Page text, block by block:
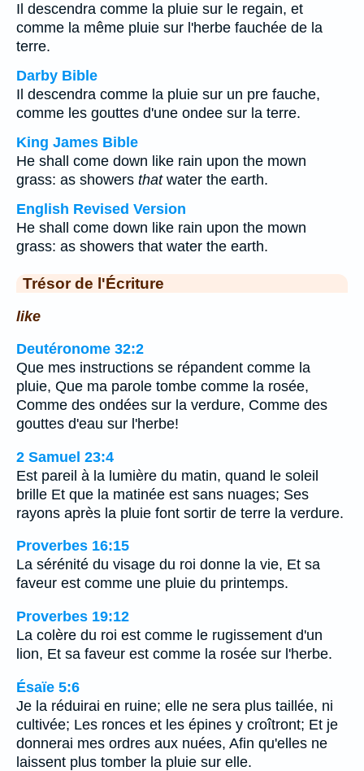
Il descendra comme la pluie sur le regain, et
comme la même pluie sur l'herbe fauchée de la
terre.
Darby Bible
Il descendra comme la pluie sur un pre fauche,
comme les gouttes d'une ondee sur la terre.
King James Bible
He shall come down like rain upon the mown
grass: as showers thatwater the earth.
English Revised Version
He shall come down like rain upon the mown
grass: as showers that water the earth.
Trésor de l'Écriture
like
Deutéronome 32:2
Que mes instructions se répandent comme la
pluie, Que ma parole tombe comme la rosée,
Comme des ondées sur la verdure, Comme des
gouttes d'eau sur l'herbe!
2 Samuel 23:4
Est pareil à la lumière du matin, quand le soleil
brille Et que la matinée est sans nuages; Ses
rayons après la pluie font sortir de terre la verdure.
Proverbes 16:15
La sérénité du visage du roi donne la vie, Et sa
faveur est comme une pluie du printemps.
Proverbes 19:12
La colère du roi est comme le rugissement d'un
lion, Et sa faveur est comme la rosée sur l'herbe.
Ésaïe 5:6
Je la réduirai en ruine; elle ne sera plus taillée, ni
cultivée; Les ronces et les épines y croîtront; Et je
donnerai mes ordres aux nuées, Afin qu'elles ne
laissent plus tomber la pluie sur elle.